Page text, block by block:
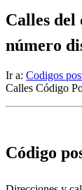
Calles del
número
Ir a: Codigos
Calles Código
Código